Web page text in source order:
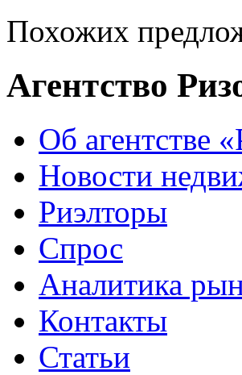
Похожих
Агентство
Об агентстве
Новости
Риэлторы
Спрос
Аналитика
Контакты
Статьи